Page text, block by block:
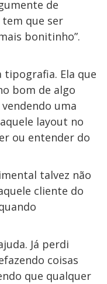
de
tem que ser
bonitinho”.
tipografia. Ela que
bom de algo
uma
layout no
ou entender do
talvez não
cliente do
Já perdi
coisas
que qualquer